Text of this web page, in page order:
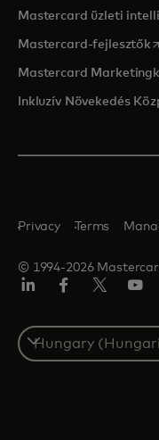
Mastercard üzleti
Mastercard-fejlesztők
Mastercard
Inkluzív Növekedés
© 1994-2026
Privacy Terms
Select
a
country